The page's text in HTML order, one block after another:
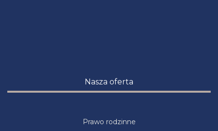
Nasza oferta
Prawo rodzinne